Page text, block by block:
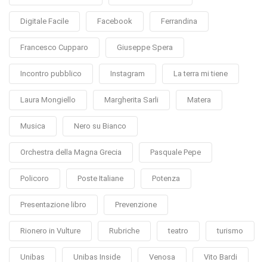
Digitale Facile Facebook Ferrandina
Francesco Cupparo Giuseppe Spera
Incontro pubblico Instagram La terra mi tiene
Laura Mongiello Margherita Sarli Matera
Musica Nero su Bianco
Orchestra della Magna Grecia Pasquale Pepe
Policoro Poste Italiane Potenza
Presentazione libro Prevenzione
Rionero in Vulture Rubriche teatro turismo
Unibas Unibas Inside Venosa Vito Bardi